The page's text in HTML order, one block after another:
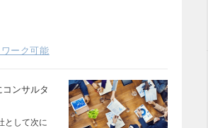
ーク可能
ンサルタ
として次に